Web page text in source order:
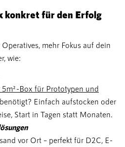
konkret für den Erfolg
mehr Fokus auf dein
wie:
5m²-Box für Prototypen und
benötigt? Einfach aufstocken oder
Start in Tagen statt Monaten.
vor Ort – perfekt für D2C, E-